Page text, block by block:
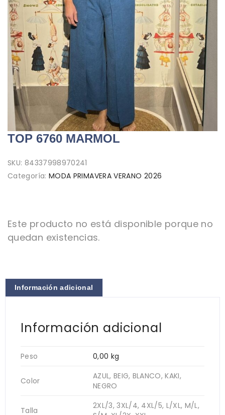
TOP 6760 MARMOL
SKU: 84337998970241
Categoría: MODA PRIMAVERA VERANO 2026
Este producto no está disponible porque no
quedan existencias.
Información adicional
Información adicional
Peso 0,00 kg
Color
AZUL, BEIG, BLANCO, KAKI,
NEGRO
Talla
2XL/3, 3XL/4, 4XL/5, L/XL, M/L,